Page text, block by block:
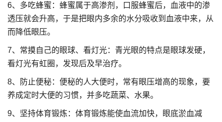
6、多吃蜂蜜：蜂蜜属于高渗剂，口服蜂蜜后，血液中的渗
透压就会升高，于是把眼内多余的水分吸收到血液中来，从
而降低眼压。
7、常摸自己的眼球、看灯光：青光眼的特点是眼球发硬，
看灯光有虹圈，发现后及早治疗。
8、防止便秘：便秘的人大便时，常有眼压增高的现象，要
养成定时大便的习惯，并多吃蔬菜、水果。
9、坚持体育锻炼：体育锻炼能使血流加快，眼底淤血减